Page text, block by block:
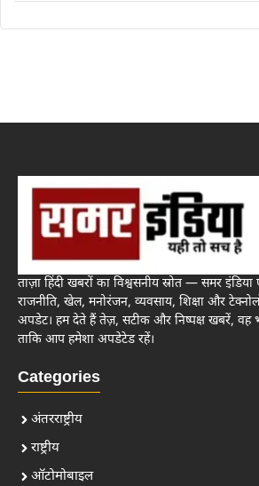
ताज़ा हिंदी खबरों का विश्वसनीय स्रोत — समर इंडिया पर
राजनीति, खेल, मनोरंजन, व्यवसाय, शिक्षा और
अपडेट। हम देते हैं तेज़, सटीक और निष्पक्ष खबरें, वह
ताकि आप हमेशा अपडेटेड रहें।
Categories
अंतरराष्ट्रीय
राष्ट्रीय
ऑटोमोबाइल